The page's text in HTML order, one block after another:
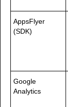
AppsFlyer
(SDK)
Google
Analytics